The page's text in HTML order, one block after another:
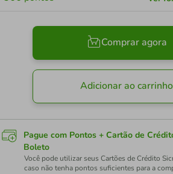
Comprar agora
Adicionar ao carrinho
Pague com Pontos + Cartão de
Boleto
Você pode utilizar seus Cartões de Crédito
caso não tenha pontos suficientes para a